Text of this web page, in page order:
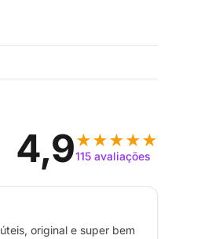
4,9★★★★★
115 avaliações
original e super bem